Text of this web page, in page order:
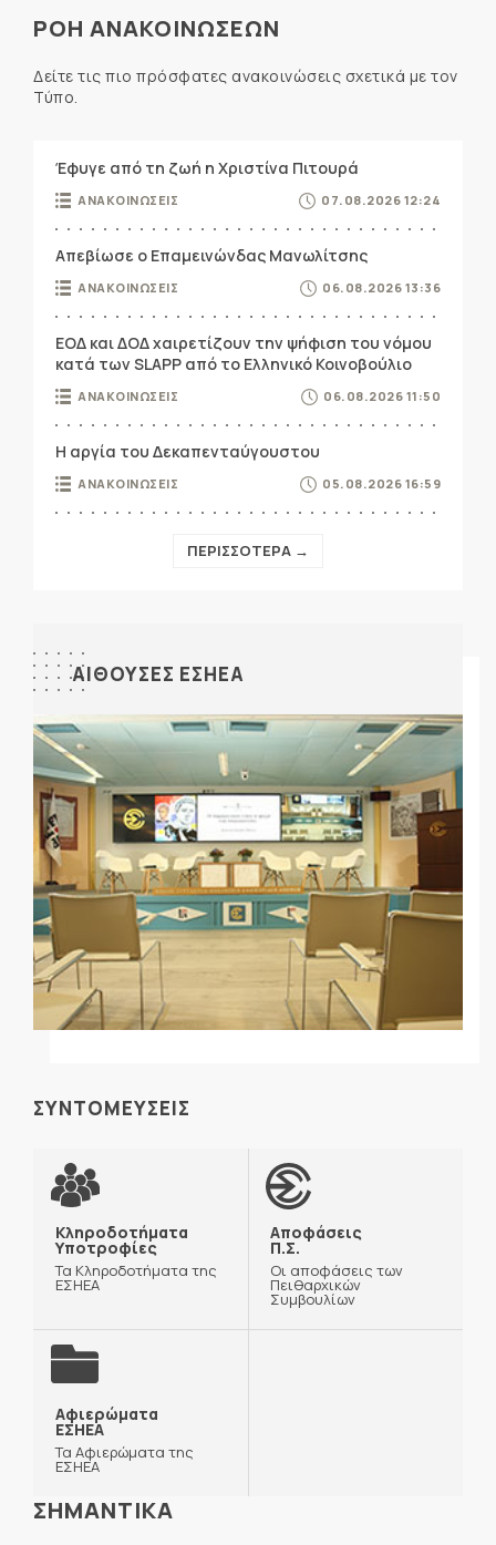
ΡΟΗ ΑΝΑΚΟΙΝΩΣΕΩΝ
Δείτε τις πιο πρόσφατες ανακοινώσεις σχετικά με τον
Τύπο.
Έφυγε από τη ζωή η Χριστίνα Πιτουρά
ΑΝΑΚΟΙΝΩΣΕΙΣ 07.08.2026 12:24
Απεβίωσε ο Επαμεινώνδας Μανωλίτσης
ΑΝΑΚΟΙΝΩΣΕΙΣ 06.08.2026 13:36
ΕΟΔ και ΔΟΔ χαιρετίζουν την ψήφιση του νόμου
κατά των SLAPP από το Ελληνικό Κοινοβούλιο
ΑΝΑΚΟΙΝΩΣΕΙΣ 06.08.2026 11:50
Η αργία του Δεκαπενταύγουστου
ΑΝΑΚΟΙΝΩΣΕΙΣ 05.08.2026 16:59
ΠΕΡΙΣΣΟΤΕΡΑ →
ΑΙΘΟΥΣΕΣ ΕΣΗΕΑ
ΣΥΝΤΟΜΕΥΣΕΙΣ
Κληροδοτήματα
Υποτροφίες
Τα Κληροδοτήματα της
ΕΣΗΕΑ
Αποφάσεις
Π.Σ.
Οι αποφάσεις των
Πειθαρχικών
Συμβουλίων
Αφιερώματα
ΕΣΗΕΑ
Τα Αφιερώματα της
ΕΣΗΕΑ
ΣΗΜΑΝΤΙΚΑ